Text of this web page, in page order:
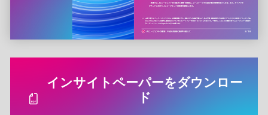
インサイトペーパーをダウンロー
ド